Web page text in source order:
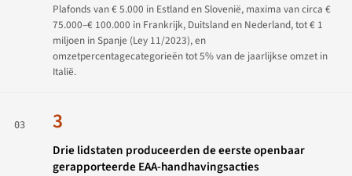
Plafonds van € 5.000 in Estland en Slovenië, maxima van circa €
75.000–€ 100.000 in Frankrijk, Duitsland en Nederland, tot € 1
miljoen in Spanje (Ley 11/2023), en
omzetpercentagecategorieën tot 5% van de jaarlijkse omzet in
Italië.
03 3
Drie lidstaten produceerden de eerste openbaar
gerapporteerde EAA-handhavingsacties